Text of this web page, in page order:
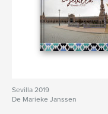
Sevilla 2019
De Marieke Janssen